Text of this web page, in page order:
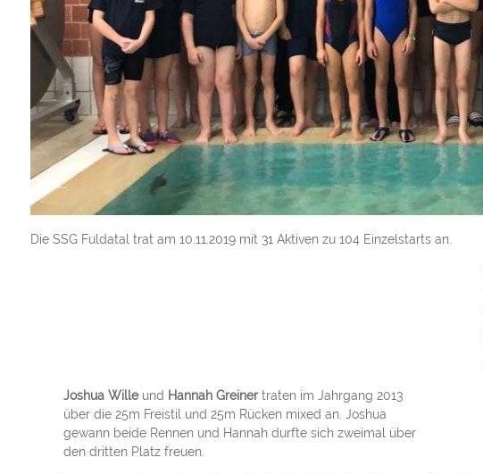
Die SSG Fuldatal trat am 10.11.2019 mit 31 Aktiven zu 104 Einzelstarts an.
Joshua Wille und Hannah Greinertraten im Jahrgang 2013
über die 25m Freistil und 25m Rücken mixed an. Joshua
gewann beide Rennen und Hannah durfte sich zweimal über
den dritten Platz freuen.